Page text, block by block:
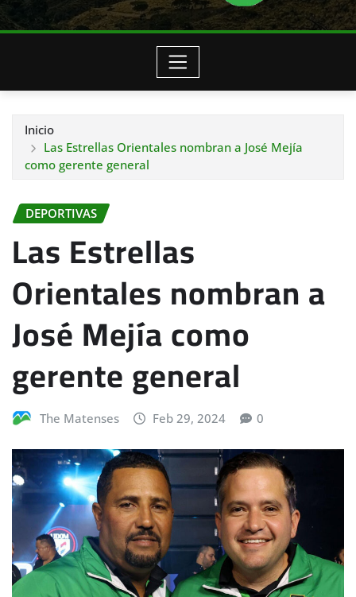
Inicio
Las Estrellas Orientales nombran a José Mejía
como gerente general
DEPORTIVAS
Las Estrellas
Orientales nombran a
José Mejía como
gerente general
The Matenses Feb 29, 2024 0